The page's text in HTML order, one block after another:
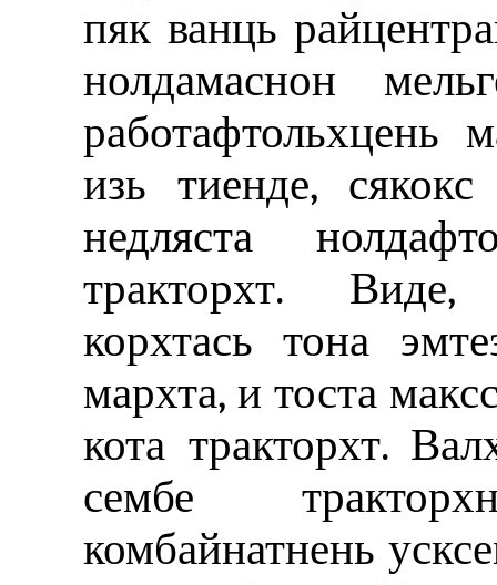
пяк ванць
нолдамаснон
работафтольхцень
изь тиенде,
недляста
тракторхт.
корхтась тона
мархта, и тоста
кота тракторхт.
сембе
комбайнатнень